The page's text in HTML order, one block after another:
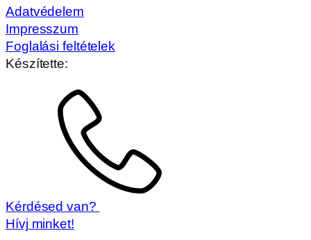
Adatvédelem
Impresszum
Foglalási feltételek
Készítette:
Kérdésed van?
Hívj minket!